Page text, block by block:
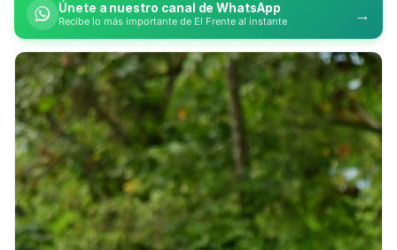
Únete a nuestro canal de WhatsApp
Recibe lo más importante de El Frente al instante →